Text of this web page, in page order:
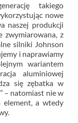
takiego
nowe
naszej produkcji
zwymiarowana, z
silniki Johnson
i naprawiamy
wariantem
aluminiowej
się zębatka w
– natomiast nie w
element, a wtedy